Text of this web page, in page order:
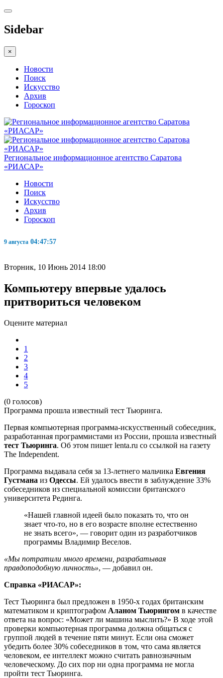
Sidebar
×
Новости
Поиск
Искусство
Архив
Гороскоп
Региональное информационное агентство Саратова
«РИАСАР»
Новости
Поиск
Искусство
Архив
Гороскоп
9 августа 04:47:58
Вторник, 10 Июнь 2014 18:00
Компьютеру впервые удалось
притвориться человеком
Оцените материал
1
2
3
4
5
(0 голосов)
Программа прошла известный тест Тьюринга.
Первая компьютерная программа-искусственный собеседник,
разработанная программистами из России, прошла известный
тест Тьюринга. Об этом пишет lenta.ru со ссылкой на газету
The Independent.
Программа выдавала себя за 13-летнего мальчика Евгения
Густмана из Одессы. Ей удалось ввести в заблуждение 33%
собеседников из специальной комиссии британского
университета Рединга.
«Нашей главной идеей было показать то, что он
знает что-то, но в его возрасте вполне естественно
не знать всего», — говорит один из разработчиков
программы Владимир Веселов.
«Мы потратили много времени, разрабатывая
правдоподобную личность», — добавил он.
Справка «РИАСАР»:
Тест Тьюринга был предложен в 1950-х годах британским
математиком и криптографом Аланом Тьюрингом в качестве
ответа на вопрос: «Может ли машина мыслить?» В ходе этой
проверки компьютерная программа должна общаться с
группой людей в течение пяти минут. Если она сможет
убедить более 30% собеседников в том, что сама является
человеком, ее интеллект можно считать равнозначным
человеческому. До сих пор ни одна программа не могла
пройти тест Тьюринга.